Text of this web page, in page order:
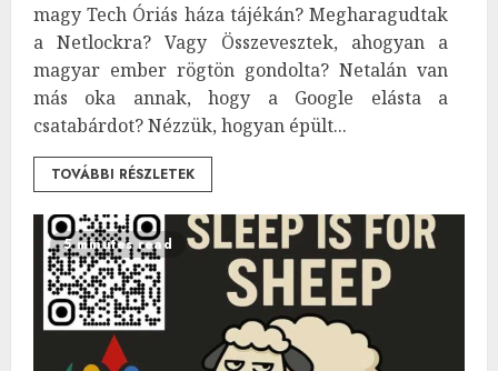
magy Tech Óriás háza tájékán? Megharagudtak
a Netlockra? Vagy Összevesztek, ahogyan a
magyar ember rögtön gondolta? Netalán van
más oka annak, hogy a Google elásta a
csatabárdot? Nézzük, hogyan épült...
TOVÁBBI RÉSZLETEK
5 minutes read